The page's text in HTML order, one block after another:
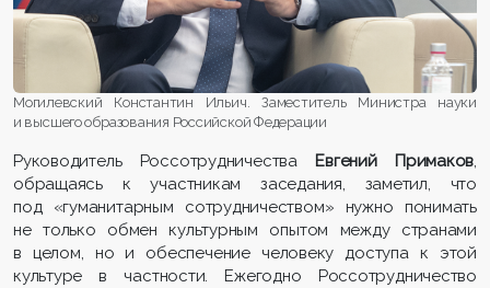
Могилевский Константин Ильич. Заместитель Министра науки
и высшего образования Российской Федерации
Руководитель Россотрудничества Евгений Примаков,
обращаясь к участникам заседания, заметил, что
под «гуманитарным сотрудничеством» нужно понимать
не только обмен культурным опытом между странами
в целом, но и обеспечение человеку доступа к этой
культуре в частности. Ежегодно Россотрудничество